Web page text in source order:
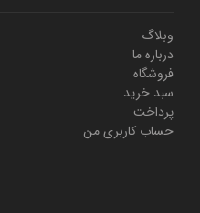
وبلاگ
درباره ما
فروشگاه
سبد خرید
پرداخت
حساب کاربری من